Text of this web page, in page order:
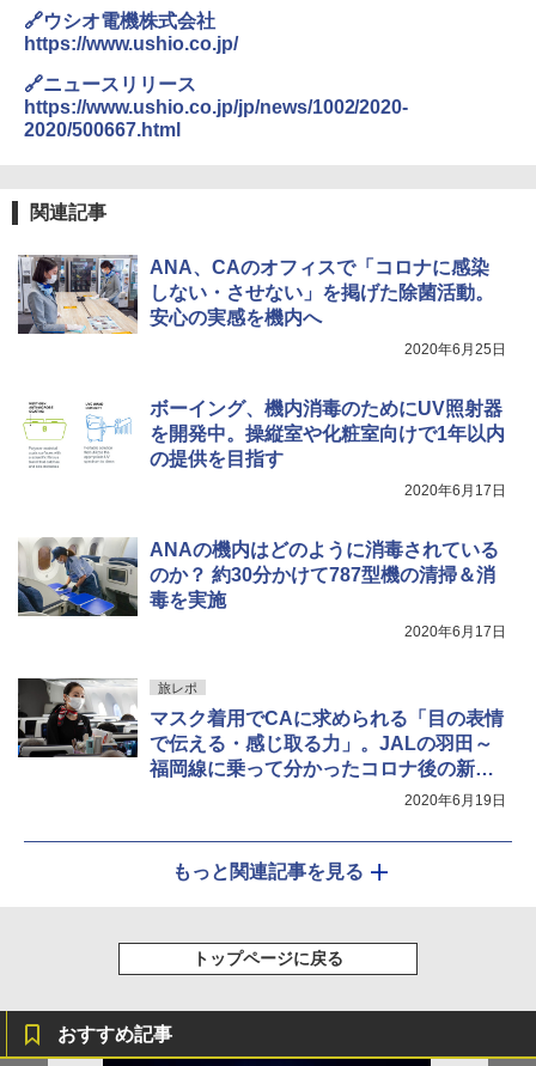
🔗ウシオ電機株式会社
https://www.ushio.co.jp/
🔗ニュースリリース
https://www.ushio.co.jp/jp/news/1002/2020-
2020/500667.html
関連記事
ANA、CAのオフィスで「コロナに感染
しない・させない」を掲げた除菌活動。
安心の実感を機内へ
2020年6月25日
ボーイング、機内消毒のためにUV照射器
を開発中。操縦室や化粧室向けで1年以内
の提供を目指す
2020年6月17日
ANAの機内はどのように消毒されている
のか？ 約30分かけて787型機の清掃＆消
毒を実施
2020年6月17日
旅レポ
マスク着用でCAに求められる「目の表情
で伝える・感じ取る力」。JALの羽田～
福岡線に乗って分かったコロナ後の新基
2020年6月19日
もっと関連記事を見る
トップページに戻る
おすすめ記事